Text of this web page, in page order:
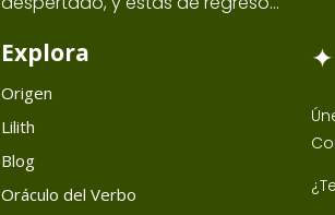
Explora
Origen
Lilith
Blog
Oráculo del Verbo